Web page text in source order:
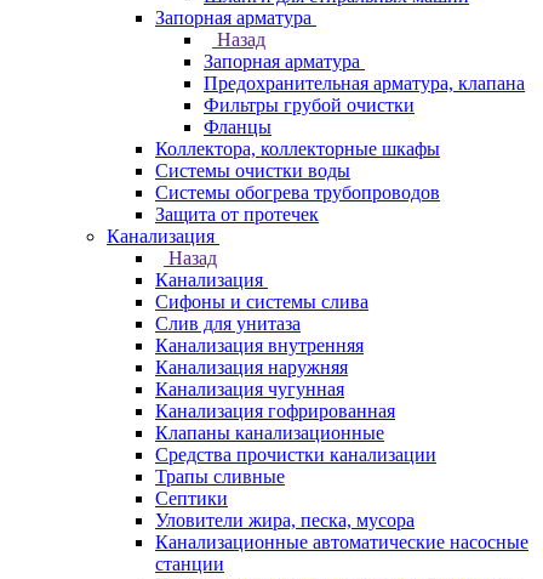
Запорная арматура
Назад
Запорная арматура
Предохранительная арматура, клапана
Фильтры грубой очистки
Фланцы
Коллектора, коллекторные шкафы
Системы очистки воды
Системы обогрева трубопроводов
Защита от протечек
Канализация
Назад
Канализация
Сифоны и системы слива
Слив для унитаза
Канализация внутренняя
Канализация наружняя
Канализация чугунная
Канализация гофрированная
Клапаны канализационные
Средства прочистки канализации
Трапы сливные
Септики
Уловители жира, песка, мусора
Канализационные автоматические насосные
станции